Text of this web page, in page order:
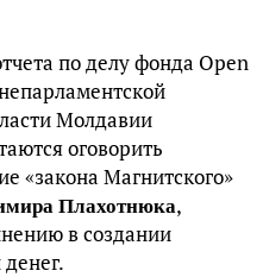
по делу фонда Open
Молдавии
оговорить
«закона Магнитского»
Плахотнюка,
в создании